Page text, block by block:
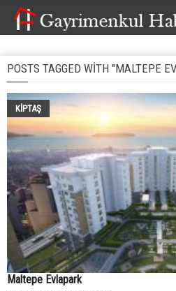
POSTS TAGGED WITH "MALTEPE
KIPTAŞ
Maltepe Evlapark